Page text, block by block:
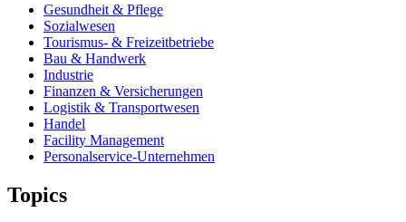
Gesundheit & Pflege
Sozialwesen
Tourismus- & Freizeitbetriebe
Bau & Handwerk
Industrie
Finanzen & Versicherungen
Logistik & Transportwesen
Handel
Facility Management
Personalservice-Unternehmen
Topics